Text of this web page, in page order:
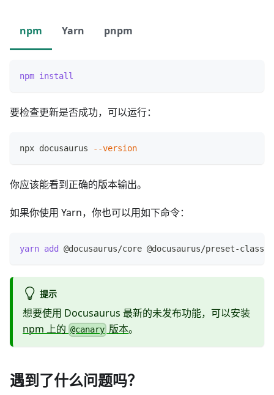
npm Yarn pnpm
npm install
要检查更新是否成功，可以运行：
npx docusaurus --version
你应该能看到正确的版本输出。
如果你使用 Yarn，你也可以用如下命令：
yarn add @docusaurus/core @docusaurus/preset-classic
提示
想要使用 Docusaurus 最新的未发布功能，可以安装
npm 上的 @canary 版本。
遇到了什么问题吗？